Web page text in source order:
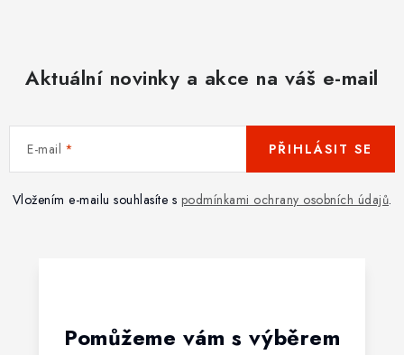
Aktuální novinky a akce na váš e-mail
E-mail
Vložením e-mailu souhlasíte s podmínkami ochrany osobních údajů.
PŘIHLÁSIT SE
Pomůžeme vám s výběrem